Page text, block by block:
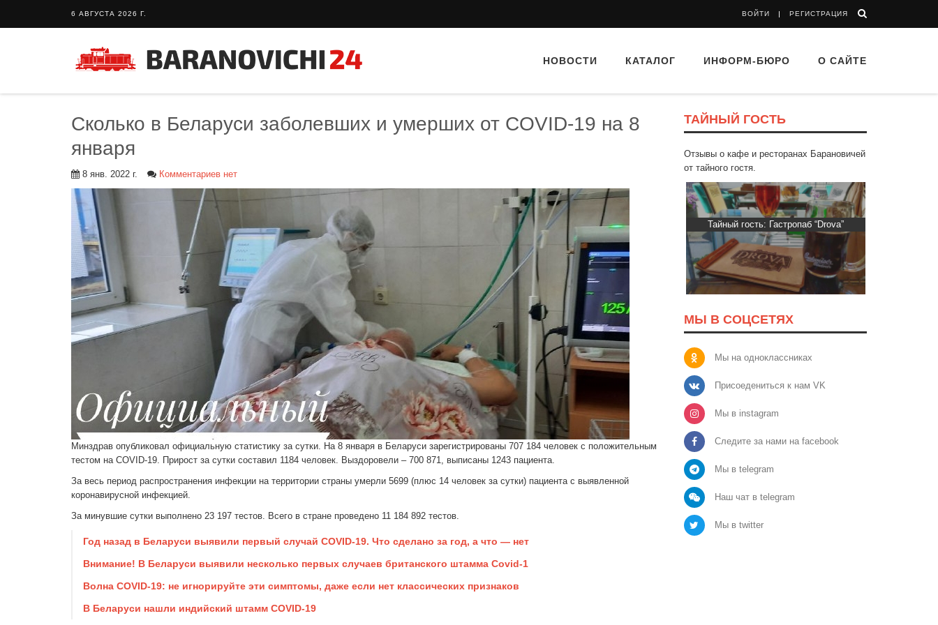
6 АВГУСТА 2026 Г. ВОЙТИ РЕГИСТРАЦИЯ
НОВОСТИ КАТАЛОГ ИНФОРМ-БЮРО О САЙТЕ
Сколько в Беларуси заболевших и умерших от COVID-19 на 8
января
8 янв. 2022 г. Комментариев нет
Минздрав опубликовал официальную статистику за сутки. На 8 января в Беларуси зарегистрированы 707 184 человек с положительным
тестом на COVID-19. Прирост за сутки составил 1184 человек. Выздоровели – 700 871, выписаны 1243 пациента.
За весь период распространения инфекции на территории страны умерли 5699 (плюс 14 человек за сутки) пациента с выявленной
коронавирусной инфекцией.
За минувшие сутки выполнено 23 197 тестов. Всего в стране проведено 11 184 892 тестов.
Год назад в Беларуси выявили первый случай COVID-19. Что сделано за год, а что — нет
Внимание! В Беларуси выявили несколько первых случаев британского штамма Covid-1
Волна COVID-19: не игнорируйте эти симптомы, даже если нет классических признаков
В Беларуси нашли индийский штамм COVID-19
ТАЙНЫЙ ГОСТЬ
Отзывы о кафе и ресторанах Барановичей
от тайного гостя.
Тайный гость: кафе «Фасти Хасти» Тайный гость: Гастропаб “Drova”
МЫ В СОЦСЕТЯХ
Мы на одноклассниках
Присоедениться к нам VK
Мы в instagram
Следите за нами на facebook
Мы в telegram
Наш чат в telegram
Мы в twitter